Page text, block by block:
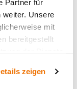
Partner für
weiter. Unsere
mit
bereitgestellt
zeigen